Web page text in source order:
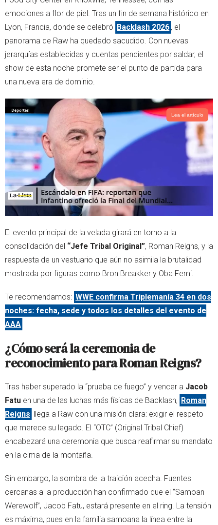
r
p
p
emociones a flor de piel. Tras un fin de semana histórico en
Lyon, Francia, donde se celebró Backlash 2026 , el
panorama de Raw ha quedado sacudido. Con nuevas
jerarquías establecidas y cuentas pendientes por saldar, el
show de esta noche promete ser el punto de partida para
una nueva era de dominio.
Lea el artículo
El evento principal de la velada girará en torno a la
consolidación del “Jefe Tribal Original”, Roman Reigns, y la
respuesta de un vestuario que aún no asimila la brutalidad
mostrada por figuras como Bron Breakker y Oba Femi.
Te recomendamos: WWE confirma Triplemanía 34 en dos
noches: fecha, sede y todos los detalles del evento de
AAA
¿Cómo será la ceremonia de
reconocimiento para Roman Reigns?
Tras haber superado la “prueba de fuego” y vencer a Jacob
Fatu en una de las luchas más físicas de Backlash, Roman
Reigns llega a Raw con una misión clara: exigir el respeto
que merece su legado. El “OTC” (Original Tribal Chief)
encabezará una ceremonia que busca reafirmar su mandato
en la cima de la montaña.
Sin embargo, la sombra de la traición acecha. Fuentes
cercanas a la producción han confirmado que el “Samoan
Werewolf”, Jacob Fatu, estará presente en el ring. La tensión
es máxima, pues en la familia samoana la línea entre la